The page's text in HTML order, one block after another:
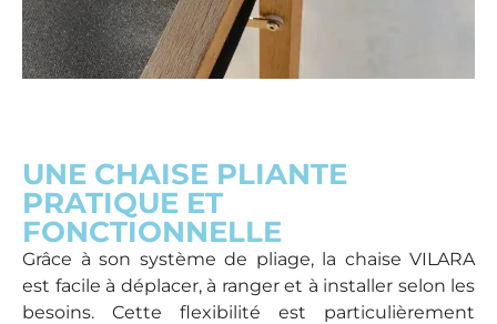
UNE CHAISE PLIANTE
PRATIQUE ET
FONCTIONNELLE
Grâce à son système de pliage, la chaise VILARA
est facile à déplacer, à ranger et à installer selon les
besoins. Cette flexibilité est particulièrement